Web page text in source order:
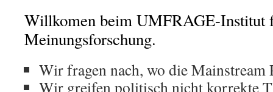
Willkomen beim UMFRAGE-Institut
Meinungsforschung.
Wir fragen nach, wo die Mainstream
Wir greifen politisch nicht korrekte